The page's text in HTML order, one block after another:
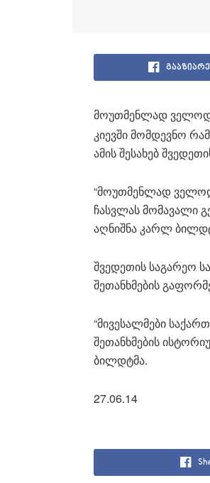
მოუთმენლად
კიევში მომდევნო
ამის შესახებ
“მოუთმენლად
ჩასვლას მომავალი
აღნიშნა კარლ
შვედეთის საგარეო
შეთანხმების
“მივესალმები
შეთანხმების
ბილდტმა.
27.06.14